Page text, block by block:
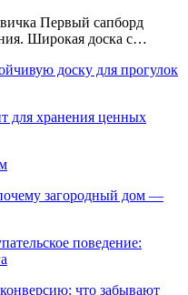
Первый сапборд
Широкая доска с…
доску для прогулок
для хранения ценных
загородный дом —
поведение:
что забывают